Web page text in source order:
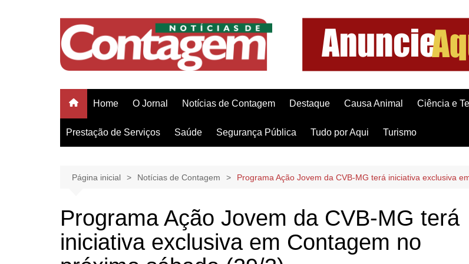
Home O Jornal Notícias de Contagem Destaque Causa Animal Ciência e
Prestação de Serviços Saúde Segurança Pública Tudo por Aqui Turismo
Página inicial Notícias de Contagem Programa Ação Jovem da CVB-MG terá iniciativa exclusiva
Programa Ação Jovem da CVB-MG terá
iniciativa exclusiva em Contagem no